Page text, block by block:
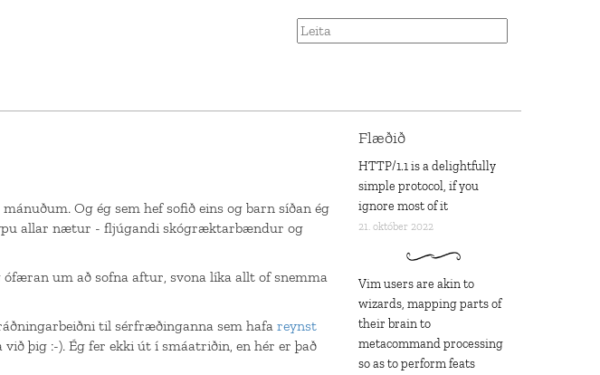
Og ég sem hef sofið eins og barn síðan ég
allar nætur - fljúgandi skógræktarbændur og
um að sofna aftur, svona líka allt of snemma
til sérfræðinganna sem hafa reynst
við þig :-). Ég fer ekki út í smáatriðin, en hér er það
Flæðið
HTTP/1.1 is a delightfully
simple protocol, if you
ignore most of it
21. október 2022
Vim users are akin to
wizards, mapping parts of
their brain to
metacommand processing
so as to perform feats